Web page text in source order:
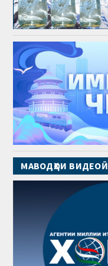
МАВОДҲОИ ВИДЕОӢ